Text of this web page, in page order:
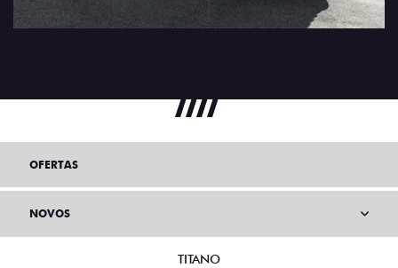
OFERTAS
NOVOS
TITANO